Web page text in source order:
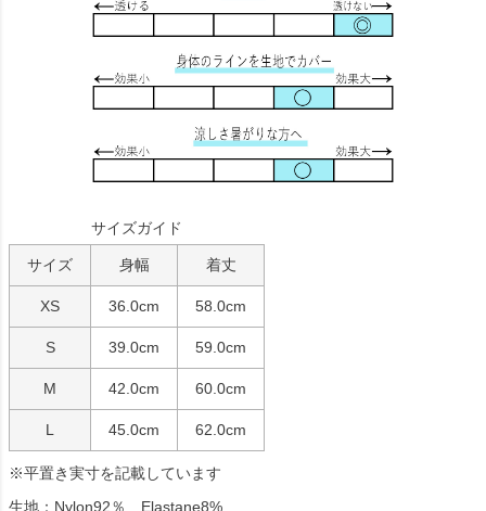
サイズガイド
サイズ 身幅 着丈
XS 36.0cm 58.0cm
S 39.0cm 59.0cm
M 42.0cm 60.0cm
L 45.0cm 62.0cm
※平置き実寸を記載しています
生地：Nylon92％ Elastane8%